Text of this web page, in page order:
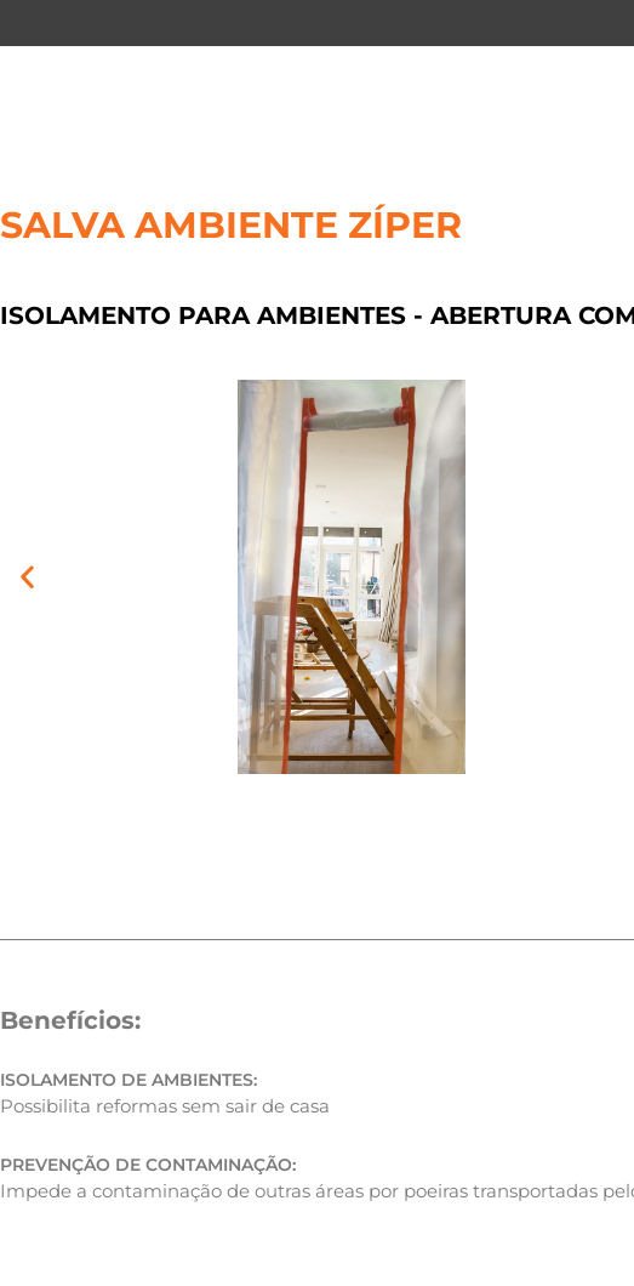
para
SALVA AMBIENTE ZÍPER
ISOLAMENTO PARA AMBIENTES - ABERTURA
Benefícios:
ISOLAMENTO DE AMBIENTES:
Possibilita reformas sem sair de casa
PREVENÇÃO DE CONTAMINAÇÃO:
Impede a contaminação de outras áreas por poeiras transportadas